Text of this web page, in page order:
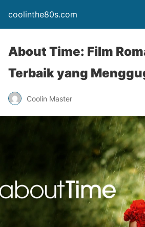
coolinthe80s.com
About Time: Film
Terbaik yang
Coolin Master